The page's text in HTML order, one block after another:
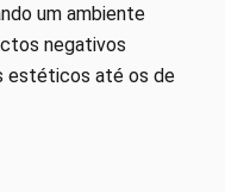
um ambiente
negativos
estéticos até os de